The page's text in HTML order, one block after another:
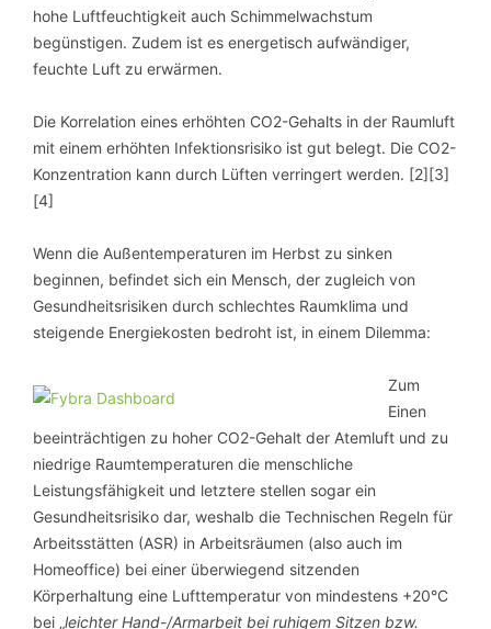
hohe Luftfeuchtigkeit auch Schimmelwachstum
begünstigen. Zudem ist es energetisch aufwändiger,
feuchte Luft zu erwärmen.
Die Korrelation eines erhöhten CO2-Gehalts in der Raumluft
mit einem erhöhten Infektionsrisiko ist gut belegt. Die CO2-
Konzentration kann durch Lüften verringert werden. [2][3]
[4]
Wenn die Außentemperaturen im Herbst zu sinken
beginnen, befindet sich ein Mensch, der zugleich von
Gesundheitsrisiken durch schlechtes Raumklima und
steigende Energiekosten bedroht ist, in einem Dilemma:
Zum
Einen
beeinträchtigen zu hoher CO2-Gehalt der Atemluft und zu
niedrige Raumtemperaturen die menschliche
Leistungsfähigkeit und letztere stellen sogar ein
Gesundheitsrisiko dar, weshalb die Technischen Regeln für
Arbeitsstätten (ASR) in Arbeitsräumen (also auch im
Homeoffice) bei einer überwiegend sitzenden
Körperhaltung eine Lufttemperatur von mindestens +20°C
bei „leichter Hand-/Armarbeit bei ruhigem Sitzen bzw.